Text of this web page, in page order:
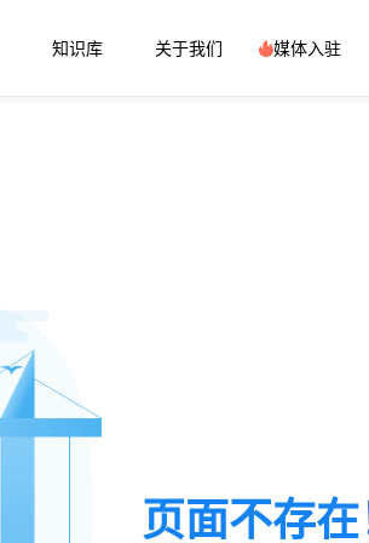
知识库 关于我们 媒体入驻
页面不存在